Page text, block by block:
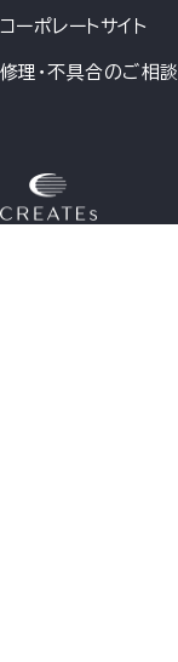
コーポレートサイト
修理・不具合のご相談